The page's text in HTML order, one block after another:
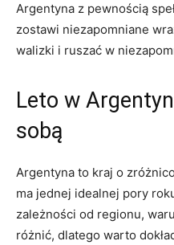
Argentyna z pewnością
zostawi niezapomniane⁣
walizki i ruszać w
Leto w
sobą
Argentyna to‌ kraj ⁢o
ma jednej idealnej pory
zależności od ⁤regionu,
różnić, dlatego⁤ warto